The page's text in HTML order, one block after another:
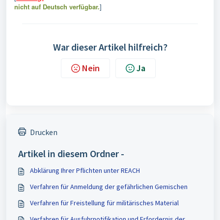
nicht auf Deutsch verfügbar.]
War dieser Artikel hilfreich?
Nein Ja
Drucken
Artikel in diesem Ordner -
Abklärung Ihrer Pflichten unter REACH
Verfahren für Anmeldung der gefährlichen Gemischen
Verfahren für Freistellung für militärisches Material